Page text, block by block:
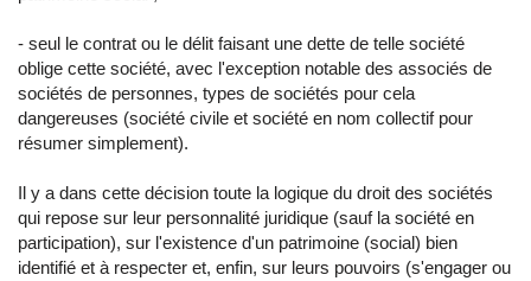
- seul le contrat ou le délit faisant une dette de telle société
oblige cette société, avec l'exception notable des associés de
sociétés de personnes, types de sociétés pour cela
dangereuses (société civile et société en nom collectif pour
résumer simplement).
Il y a dans cette décision toute la logique du droit des sociétés
qui repose sur leur personnalité juridique (sauf la société en
participation), sur l'existence d'un patrimoine (social) bien
identifié et à respecter et, enfin, sur leurs pouvoirs (s'engager ou